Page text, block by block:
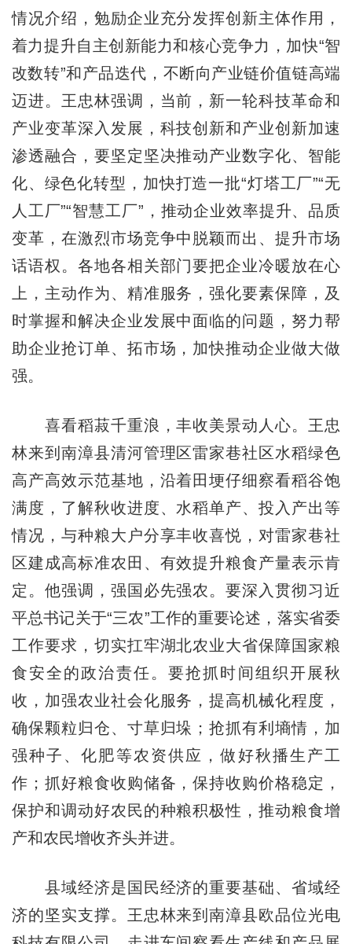
情况介绍，勉励企业充分发挥创新主体作用，
着力提升自主创新能力和核心竞争力，加快“智
改数转”和产品迭代，不断向产业链价值链高端
迈进。王忠林强调，当前，新一轮科技革命和
产业变革深入发展，科技创新和产业创新加速
渗透融合，要坚定坚决推动产业数字化、智能
化、绿色化转型，加快打造一批“灯塔工厂”“无
人工厂”“智慧工厂”，推动企业效率提升、品质
变革，在激烈市场竞争中脱颖而出、提升市场
话语权。各地各相关部门要把企业冷暖放在心
上，主动作为、精准服务，强化要素保障，及
时掌握和解决企业发展中面临的问题，努力帮
助企业抢订单、拓市场，加快推动企业做大做
强。
喜看稻菽千重浪，丰收美景动人心。王忠
林来到南漳县清河管理区雷家巷社区水稻绿色
高产高效示范基地，沿着田埂仔细察看稻谷饱
满度，了解秋收进度、水稻单产、投入产出等
情况，与种粮大户分享丰收喜悦，对雷家巷社
区建成高标准农田、有效提升粮食产量表示肯
定。他强调，强国必先强农。要深入贯彻习近
平总书记关于“三农”工作的重要论述，落实省委
工作要求，切实扛牢湖北农业大省保障国家粮
食安全的政治责任。要抢抓时间组织开展秋
收，加强农业社会化服务，提高机械化程度，
确保颗粒归仓、寸草归垛；抢抓有利墒情，加
强种子、化肥等农资供应，做好秋播生产工
作；抓好粮食收购储备，保持收购价格稳定，
保护和调动好农民的种粮积极性，推动粮食增
产和农民增收齐头并进。
县域经济是国民经济的重要基础、省域经
济的坚实支撑。王忠林来到南漳县欧品位光电